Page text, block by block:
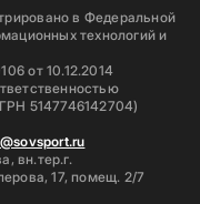
в Федеральной
технологий и
от 10.12.2014
5147746142704)
вн.тер.г.
17, помещ. 2/7